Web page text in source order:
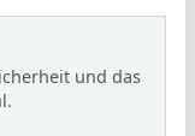
und das